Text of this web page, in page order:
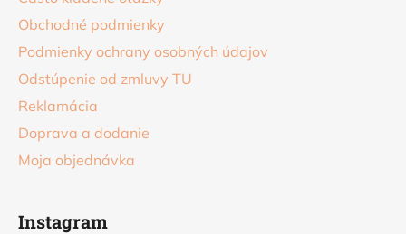
Obchodné podmienky
Podmienky ochrany osobných údajov
Odstúpenie od zmluvy TU
Reklamácia
Doprava a dodanie
Moja objednávka
Instagram